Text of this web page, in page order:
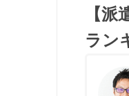
【
ラン